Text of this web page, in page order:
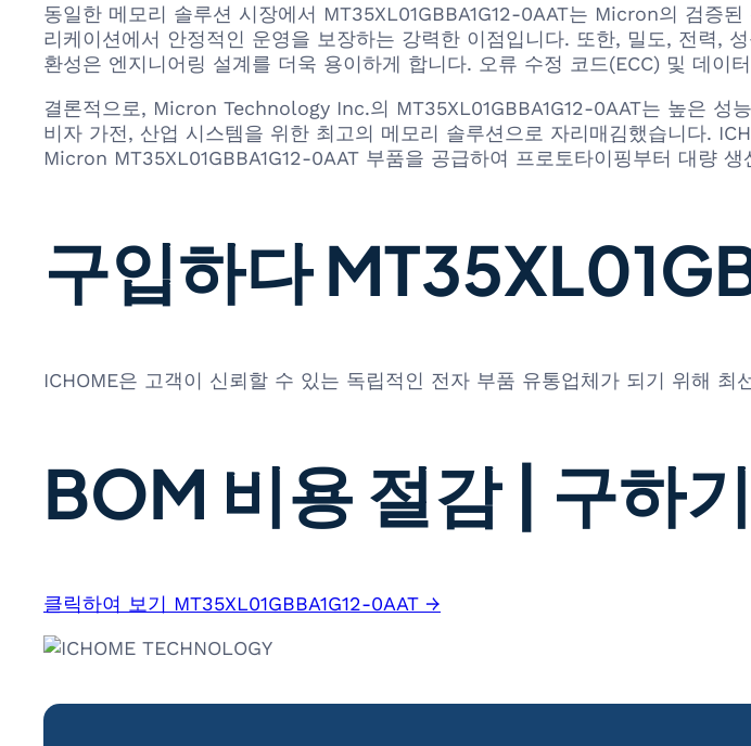
동일한 메모리 솔루션 시장에서 MT35XL01GBBA1G12-0AAT는 Micron의 검증
리케이션에서 안정적인 운영을 보장하는 강력한 이점입니다. 또한, 밀도, 전력,
환성은 엔지니어링 설계를 더욱 용이하게 합니다. 오류 수정 코드(ECC) 및 데
결론적으로, Micron Technology Inc.의 MT35XL01GBBA1G12-0AAT는 높은
비자 가전, 산업 시스템을 위한 최고의 메모리 솔루션으로 자리매김했습니다.
Micron MT35XL01GBBA1G12-0AAT 부품을 공급하여 프로토타이핑부터 대량
구입하다
ICHOME은 고객이 신뢰할 수 있는 독립적인 전자 부품 유통업체가 되기 위해 최
BOM 비용 절감 | 구하
클릭하여 보기 MT35XL01GBBA1G12-0AAT →